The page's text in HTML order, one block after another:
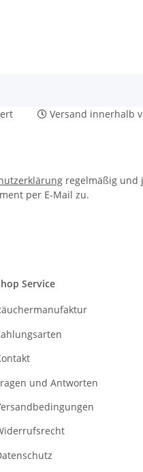
Versand innerhalb
regelmäßig und
per E-Mail zu.
Service
und Antworten